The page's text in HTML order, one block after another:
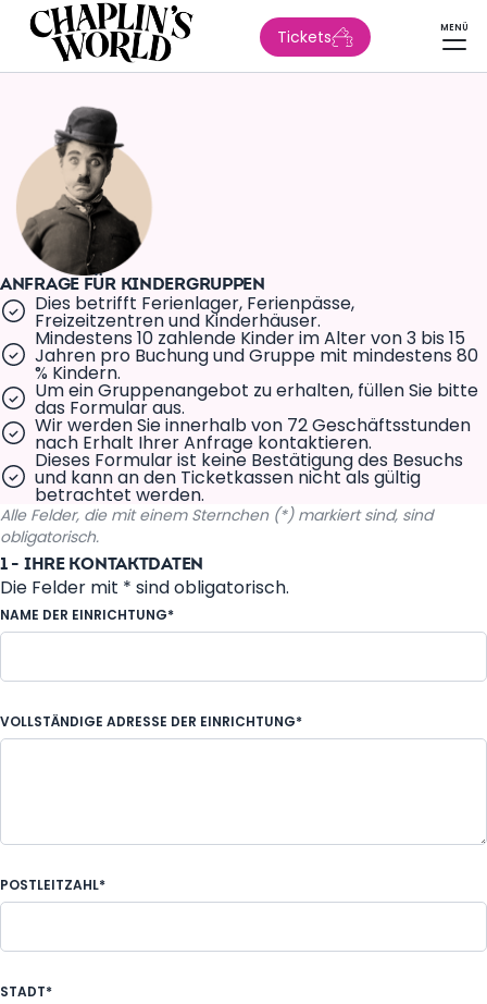
Tickets MENÜ
ANFRAGE FÜR KINDERGRUPPEN
Dies betrifft Ferienlager, Ferienpässe,
Freizeitzentren und Kinderhäuser.
Mindestens 10 zahlende Kinder im Alter von 3 bis 15
Jahren pro Buchung und Gruppe mit mindestens 80
% Kindern.
Um ein Gruppenangebot zu erhalten, füllen Sie bitte
das Formular aus.
Wir werden Sie innerhalb von 72 Geschäftsstunden
nach Erhalt Ihrer Anfrage kontaktieren.
Dieses Formular ist keine Bestätigung des Besuchs
und kann an den Ticketkassen nicht als gültig
betrachtet werden.
Alle Felder, die mit einem Sternchen (*) markiert sind, sind
obligatorisch.
1 - IHRE KONTAKTDATEN
Die Felder mit * sind obligatorisch.
NAME DER EINRICHTUNG*
VOLLSTÄNDIGE ADRESSE DER EINRICHTUNG*
POSTLEITZAHL*
STADT*